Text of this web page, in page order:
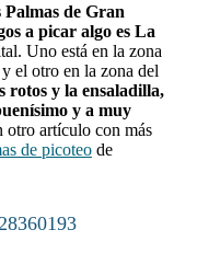
de Gran
a picar algo es La
Uno está en la zona
el otro en la zona del
rotos y la ensaladilla,
y a muy
otro artículo con más
de picoteo de